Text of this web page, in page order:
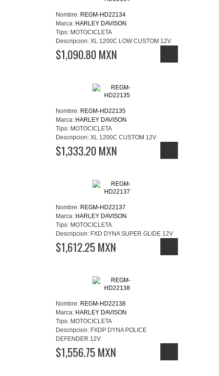
Nombre: REGM-HD22134
Marca: HARLEY DAVISON
Tipo: MOTOCICLETA
Descripcion: XL 1200C LOW CUSTOM 12V
$1,090.80 MXN
Nombre: REGM-HD22135
Marca: HARLEY DAVISON
Tipo: MOTOCICLETA
Descripcion: XL 1200C CUSTOM 12V
$1,333.20 MXN
Nombre: REGM-HD22137
Marca: HARLEY DAVISON
Tipo: MOTOCICLETA
Descripcion: FXD DYNA SUPER GLIDE 12V
$1,612.25 MXN
Nombre: REGM-HD22138
Marca: HARLEY DAVISON
Tipo: MOTOCICLETA
Descripcion: FXDP DYNA POLICE
DEFENDER 12V
$1,556.75 MXN